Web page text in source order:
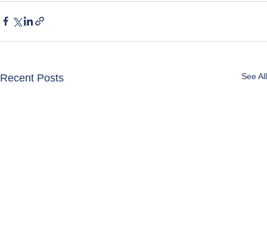
Recent Posts See All